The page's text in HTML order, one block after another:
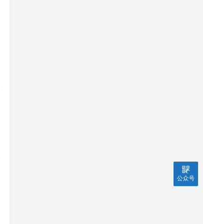
公众号